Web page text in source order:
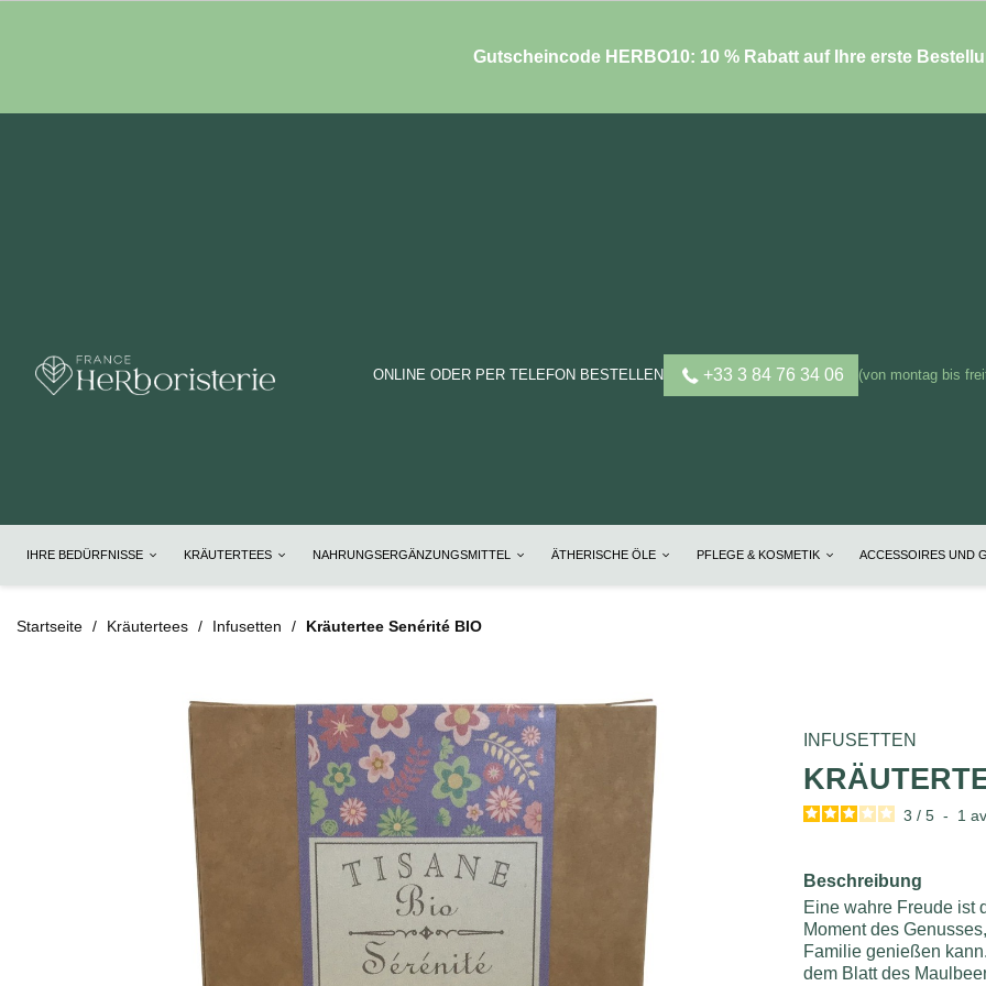
Gutscheincode HERBO10: 10 % Rabatt auf Ihre erste
ONLINE ODER PER TELEFON BESTELLEN +33 3 84 76 34 06 (von montag bis
IHRE BEDÜRFNISSE KRÄUTERTEES NAHRUNGSERGÄNZUNGSMITTEL ÄTHERISCHE ÖLE PFLEGE & KOSMETIK ACCESSOIRES UND
Startseite Kräutertees Infusetten Kräutertee Senérité BIO
INFUSETTEN
3 / 5 - 1
Beschreibung
Eine wahre Freude ist
Moment des
Familie genießen
dem Blatt des